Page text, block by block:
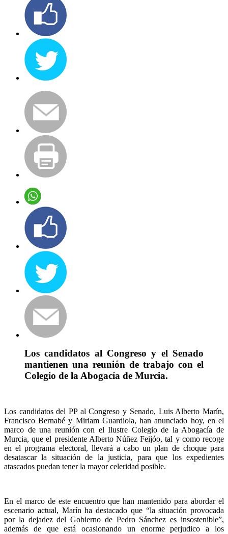
Los candidatos al Congreso y el Senado
mantienen una reunión de trabajo con el
Colegio de la Abogacía de Murcia.
Los candidatos del PP al Congreso y Senado, Luis Alberto Marín,
Francisco Bernabé y Miriam Guardiola, han anunciado hoy, en el
marco de una reunión con el Ilustre Colegio de la Abogacía de
Murcia, que el presidente Alberto Núñez Feijóo, tal y como recoge
en el programa electoral, llevará a cabo un plan de choque para
desatascar la situación de la justicia, para que los expedientes
atascados puedan tener la mayor celeridad posible.
En el marco de este encuentro que han mantenido para abordar el
escenario actual, Marín ha destacado que “la situación provocada
por la dejadez del Gobierno de Pedro Sánchez es insostenible”,
además de que está ocasionando un enorme perjudico a los